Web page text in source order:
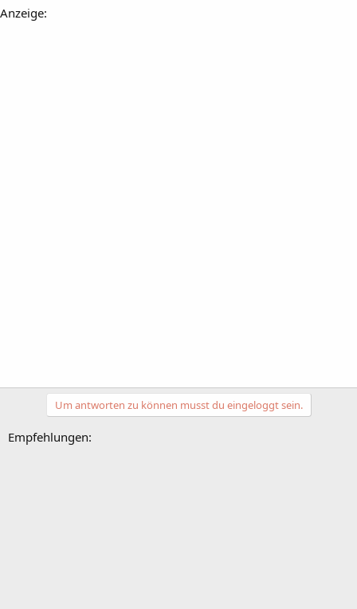
Anzeige:
Um antworten zu können musst du eingeloggt sein.
Empfehlungen: